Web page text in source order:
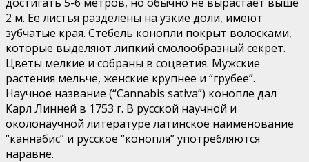
2 м. Ее листья разделены на узкие доли, имеют
зубчатые края. Стебель конопли покрыт волосками,
которые выделяют липкий смолообразный секрет.
Цветы мелкие и собраны в соцветия. Мужские
растения мельче, женские крупнее и “грубее”.
Научное название (“Cannabis sativa”) конопле дал
Карл Линней в 1753 г. В русской научной и
околонаучной литературе латинское наименование
“каннабис” и русское “конопля” употребляются
наравне.